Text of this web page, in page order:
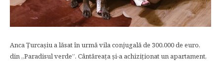
Anca Țurcașiu a lăsat în urmă vila conjugală de 300.000 de euro,
din „Paradisul verde”. Cântăreața și-a achiziționat un apartament,